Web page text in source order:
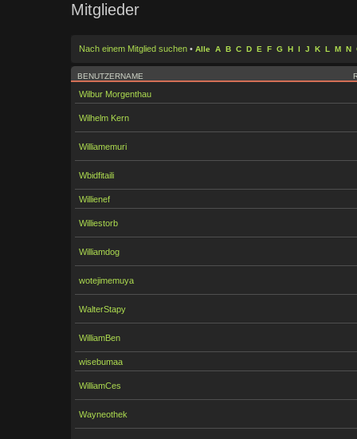
Mitglieder
Nach einem Mitglied suchen• Alle A B C D E F G H I J K L M N
BENUTZERNAME
Wilbur Morgenthau
Wilhelm Kern
Williamemuri
Wbidfitaili
Willienef
Williestorb
Williamdog
wotejimemuya
WalterStapy
WilliamBen
wisebumaa
WilliamCes
Wayneothek